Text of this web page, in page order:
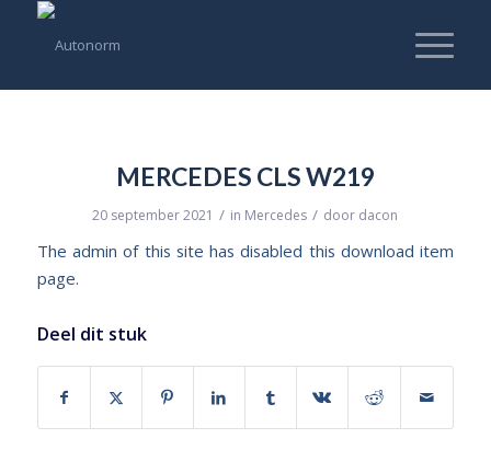
MERCEDES CLS W219
20 september 2021 / in Mercedes / door dacon
The admin of this site has disabled this download item
page.
Deel dit stuk